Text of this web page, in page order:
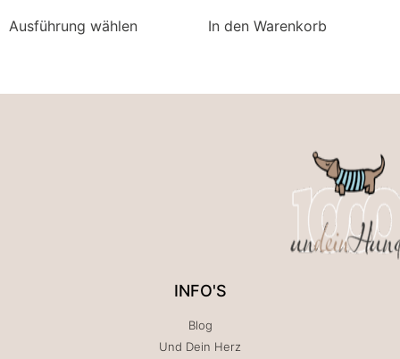
Ausführung wählen In den Warenkorb
INFO'S
Blog
Und Dein Herz